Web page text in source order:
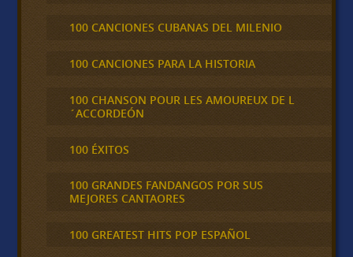
100 CANCIONES CUBANAS DEL MILENIO
100 CANCIONES PARA LA HISTORIA
100 CHANSON POUR LES AMOUREUX DE L
´ACCORDEÓN
100 ÉXITOS
100 GRANDES FANDANGOS POR SUS
MEJORES CANTAORES
100 GREATEST HITS POP ESPAÑOL